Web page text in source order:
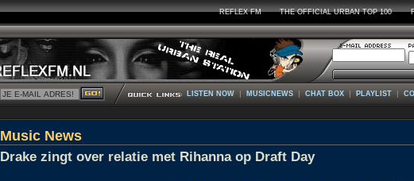
REFLEX FM THE OFFICIAL URBAN TOP 100
LISTEN NOW | MUSICNEWS | CHAT BOX | PLAYLIST |
Music News
Drake zingt over relatie met Rihanna op Draft Day